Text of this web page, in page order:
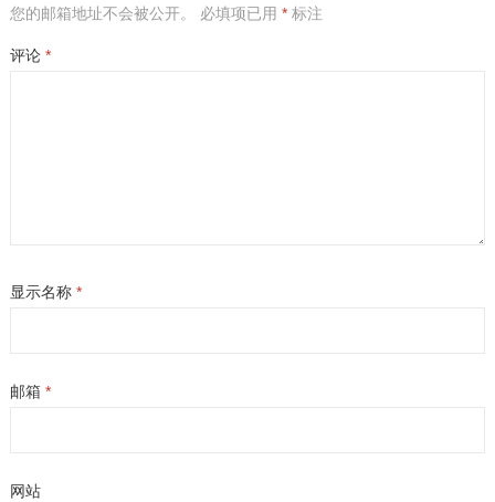
您的邮箱地址不会被公开。 必填项已用 *标注
评论 *
显示名称 *
邮箱 *
网站